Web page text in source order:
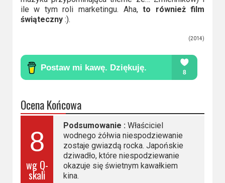
ile w tym roli marketingu. Aha,to również film
świąteczny:).
(2014)
Ocena Końcowa
8
wg Q-
skali
Podsumowanie :Właściciel
wodnego żółwia niespodziewanie
zostaje gwiazdą rocka. Japońskie
dziwadło, które niespodziewanie
okazuje się świetnym kawałkiem
kina.